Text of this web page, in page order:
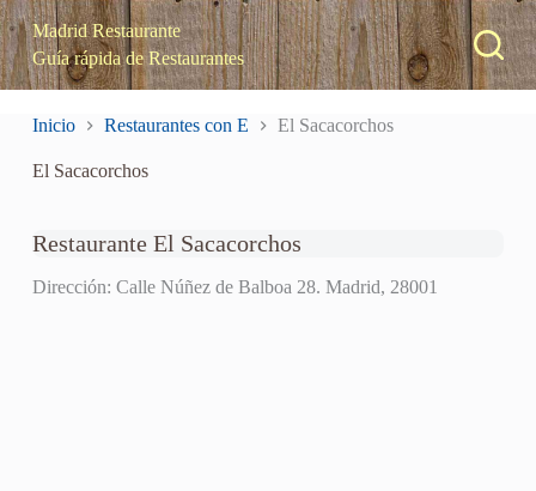
S
a
l
t
n
Madrid Restaurante
Guía rápida de Restaurantes
Inicio Restaurantes con E El Sacacorchos
El Sacacorchos
Restaurante El Sacacorchos
Dirección: Calle Núñez de Balboa 28. Madrid, 28001